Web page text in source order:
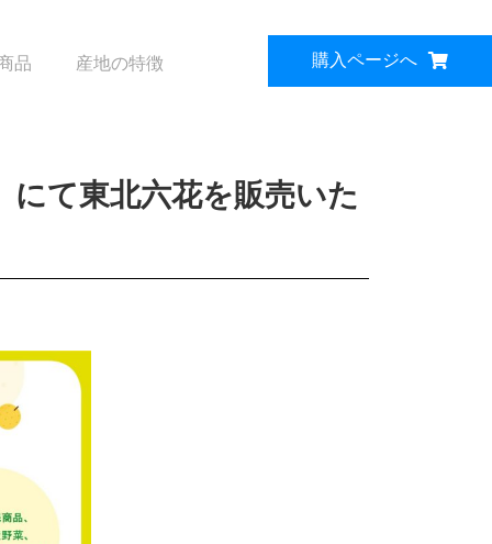
品 産地の特徴 購入ページへ
て東北六花を販売いた